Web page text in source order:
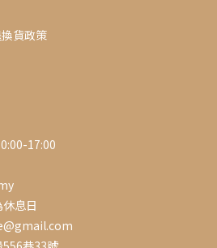
貨政策
17:00
息日